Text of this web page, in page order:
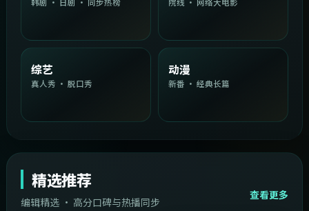
综艺
真人秀 · 脱口秀
动漫
新番 · 经典长篇
精选推荐
编辑精选 · 高分口碑与热播同步
查看更多
中国台湾 1:54:36 2:08:51